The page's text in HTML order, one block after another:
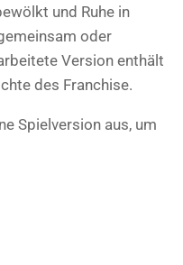
und Ruhe in
oder
Version enthält
des Franchise.
Spielversion aus, um